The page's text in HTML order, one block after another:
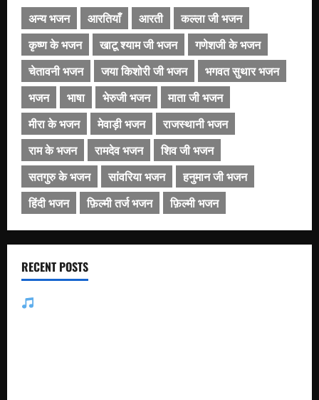
अन्य भजन आरतियाँ आरती
कल्ला जी भजन
कृष्ण के भजन
खाटू श्याम जी भजन
गणेशजी के भजन
चेतावनी भजन
जया किशोरी जी भजन
भगवत सुथार भजन
भजन
भाषा भेरुजी भजन
माता जी भजन
मीरा के भजन
मेवाड़ी भजन
राजस्थानी भजन
राम के भजन
रामदेव भजन
शिव जी भजन
सतगुरु के भजन
सांवरिया भजन
हनुमान जी भजन
हिंदी भजन
फ़िल्मी तर्ज भजन फ़िल्मी भजन
RECENT POSTS